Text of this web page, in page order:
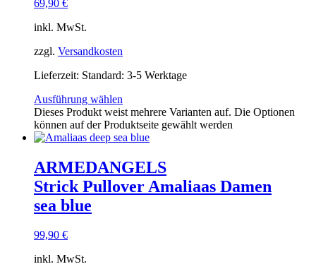
69,90 €
inkl. MwSt.
zzgl. Versandkosten
Lieferzeit: Standard: 3-5 Werktage
Ausführung wählen
Dieses Produkt weist mehrere Varianten auf. Die Optionen
können auf der Produktseite gewählt werden
ARMEDANGELS
Strick Pullover Amaliaas Damen
sea blue
99,90 €
inkl. MwSt.